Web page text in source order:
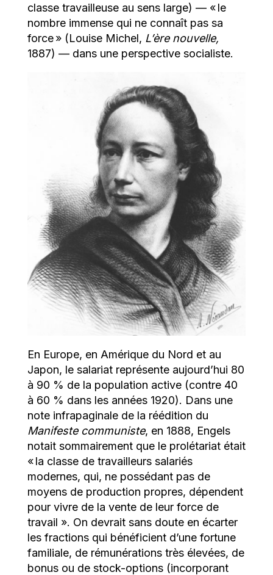
classe travailleuse au sens large) — « le
nombre immense qui ne connaît pas sa
force » (Louise Michel, L’ère nouvelle,
1887) — dans une perspective socialiste.
En Europe, en Amérique du Nord et au
Japon, le salariat représente aujourd’hui 80
à 90 % de la population active (contre 40
à 60 % dans les années 1920). Dans une
note infrapaginale de la réédition du
Manifeste communiste, en 1888, Engels
notait sommairement que le prolétariat était
« la classe de travailleurs salariés
modernes, qui, ne possédant pas de
moyens de production propres, dépendent
pour vivre de la vente de leur force de
travail ». On devrait sans doute en écarter
les fractions qui bénéficient d’une fortune
familiale, de rémunérations très élevées, de
bonus ou de stock-options (incorporant